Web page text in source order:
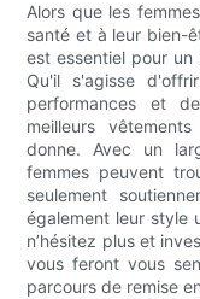
Alors que les
santé et à leur bien-
est essentiel pour
Qu'il s'agisse
performances et
meilleurs
donne. Avec un
femmes peuvent
seulement
également leur style
n’hésitez plus et
vous feront vous
parcours de remise